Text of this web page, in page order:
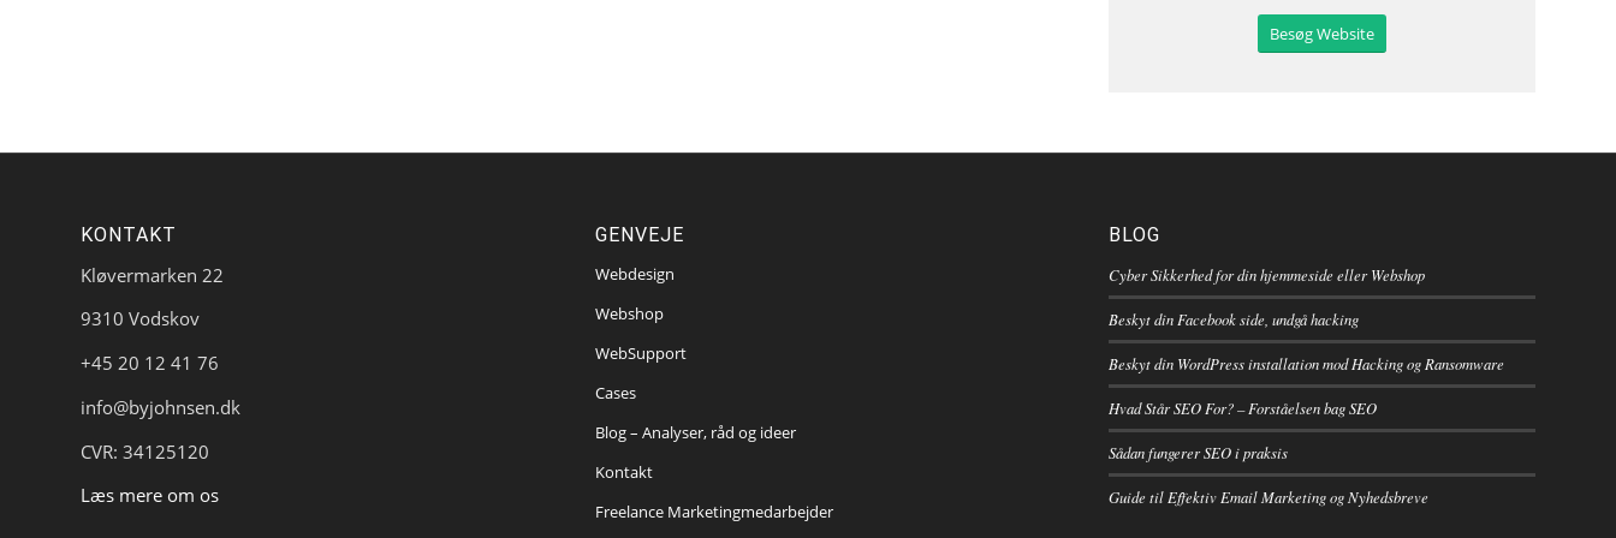
Besøg Website
KONTAKT
Kløvermarken 22
9310 Vodskov
+45 20 12 41 76
info@byjohnsen.dk
CVR: 34125120
Læs mere om os
GENVEJE
Webdesign
Webshop
WebSupport
Cases
Blog – Analyser, råd og ideer
Kontakt
Freelance Marketingmedarbejder
BLOG
Cyber Sikkerhed for din hjemmeside eller Webshop
Beskyt din Facebook side, undgå hacking
Beskyt din WordPress installation mod Hacking og Ransomware
Hvad Står SEO For? – Forståelsen bag SEO
Sådan fungerer SEO i praksis
Guide til Effektiv Email Marketing og Nyhedsbreve